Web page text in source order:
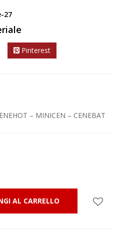
27
Pinterest
– MINICEN – CENEBAT
AL CARRELLO